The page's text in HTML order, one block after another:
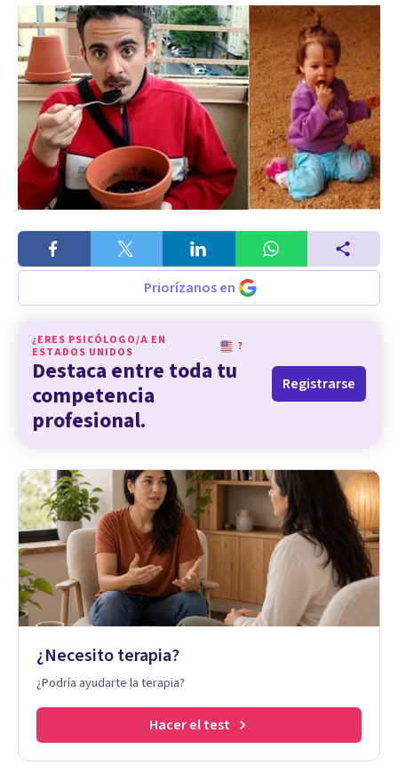
Priorízanos en
¿ERES PSICÓLOGO/A EN
ESTADOS UNIDOS
?
Destaca entre toda tu
competencia
profesional.
Registrarse
¿Necesito terapia?
¿Podría ayudarte la terapia?
Hacer el test